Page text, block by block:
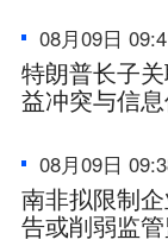
08月09日
特朗普长子
益冲突与信
08月09日
南非拟限制
告或削弱监